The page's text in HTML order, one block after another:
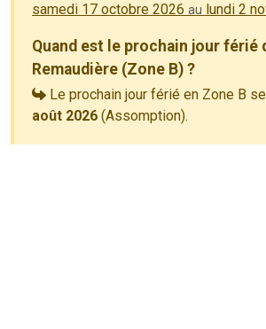
samedi 17 octobre 2026 au lundi 2
Quand est le prochain jour férié
Remaudière (Zone B) ?
Le prochain jour férié en Zone B
août 2026 (Assomption).